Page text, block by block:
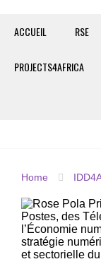
ACCUEIL RSE
PROJECTS4AFRICA
Home